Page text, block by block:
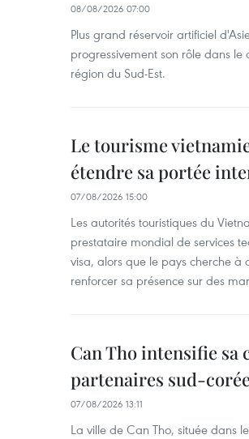
08/08/2026 07:00
Plus grand réservoir artificiel
progressivement son rôle dans
région du Sud-Est.
Le tourisme
étendre sa portée
07/08/2026 15:00
Les autorités touristiques du
prestataire mondial de services
visa, alors que le pays cherche
renforcer sa présence sur des
Can Tho intensifie
partenaires sud-
07/08/2026 13:11
La ville de Can Tho, située dans